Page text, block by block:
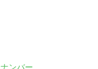
ンバー